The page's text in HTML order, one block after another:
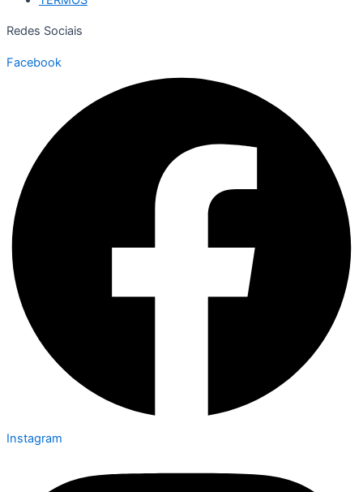
Redes Sociais
Facebook
Instagram